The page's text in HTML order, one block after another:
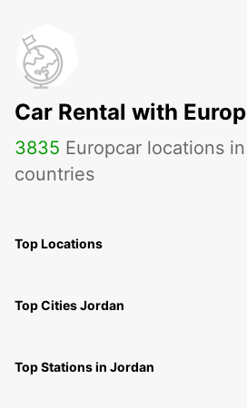
Car Rental with
3835 Europcar locations
countries
Top Locations
Top Cities Jordan
Top Stations in Jordan